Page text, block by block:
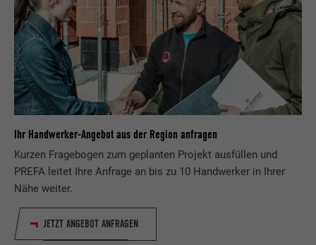
Ihr Handwerker-Angebot aus der Region anfragen
Kurzen Fragebogen zum geplanten Projekt ausfüllen und
PREFA leitet Ihre Anfrage an bis zu 10 Handwerker in Ihrer
Nähe weiter.
JETZT ANGEBOT ANFRAGEN